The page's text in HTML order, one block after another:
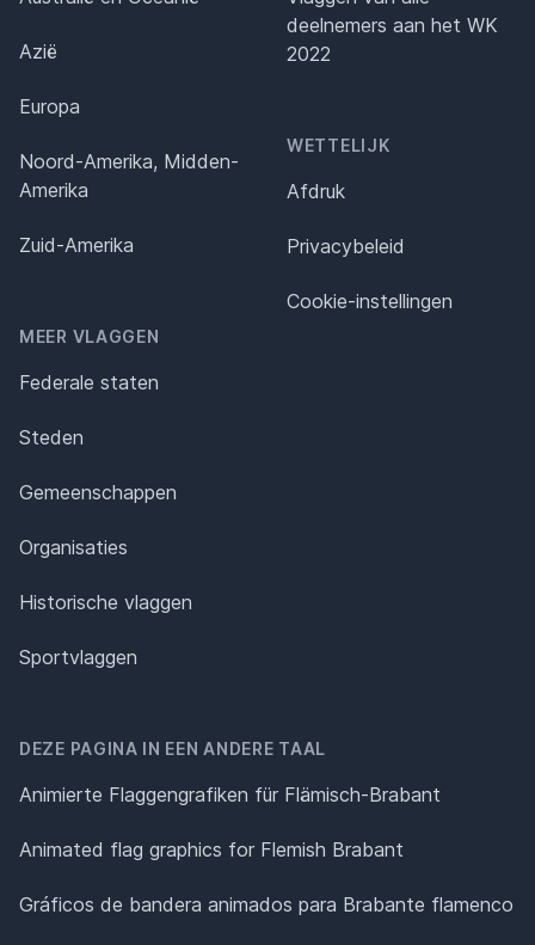
Azië
Europa
Noord-Amerika, Midden-
Amerika
Zuid-Amerika
MEER VLAGGEN
Federale staten
Steden
Gemeenschappen
Organisaties
Historische vlaggen
Sportvlaggen
deelnemers aan het WK
2022
WETTELIJK
Afdruk
Privacybeleid
Cookie-instellingen
DEZE PAGINA IN EEN ANDERE TAAL
Animierte Flaggengrafiken für Flämisch-Brabant
Animated flag graphics for Flemish Brabant
Gráficos de bandera animados para Brabante flamenco